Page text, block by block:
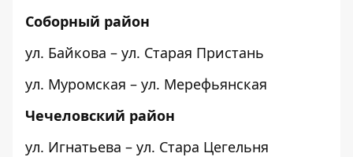
Соборный район
ул. Байкова – ул. Старая Пристань
ул. Муромская – ул. Мерефьянская
Чечеловский район
ул. Игнатьева – ул. Стара Цегельня